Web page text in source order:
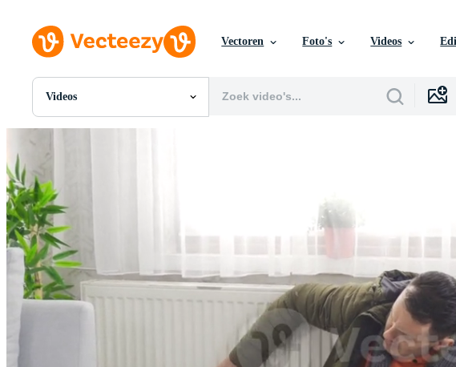
Vectoren Foto's Videos
Videos
Alle Afbeeldingen
Vectoren
Videos
Motion graphics
Redactionele Afbeeldingen
Redactionele Evenementen